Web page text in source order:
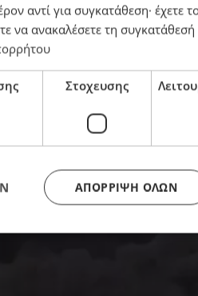
– Δείτε εικόνες και βίντεο
αντί για συγκατάθεση· έχετε
να ανακαλέσετε τη
Στοχευσης
ΑΠΌΡΡΙΨΗ ΌΛΩΝ